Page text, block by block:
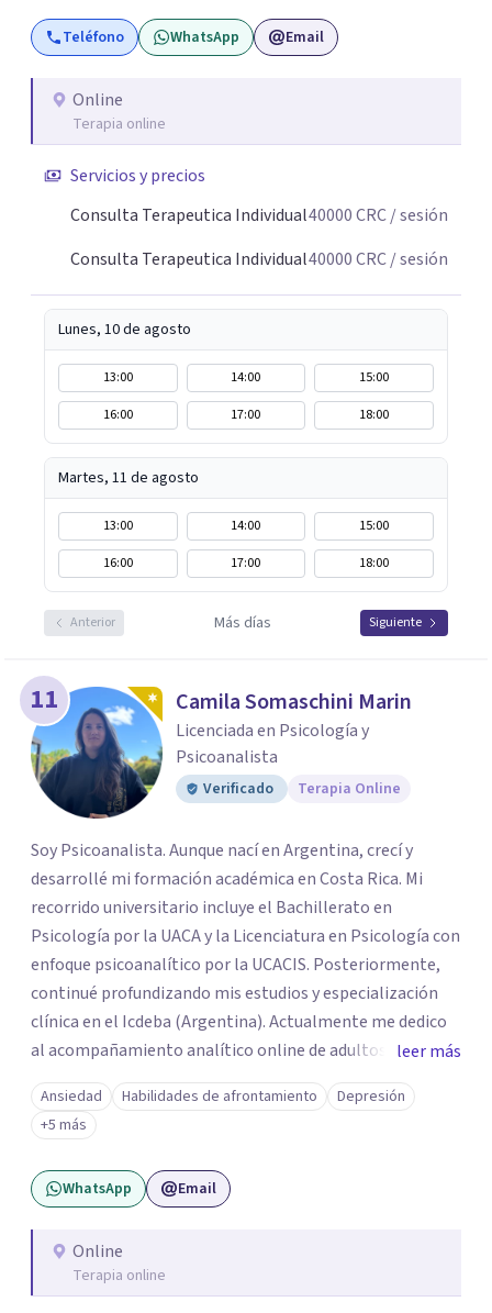
través de mi guía podrás comprender el origen de tus
patrones emocionales y generar cambios reales y
y transformación. Creo profundamente que cada persona
tiene dentro de sí los recursos; a veces solo necesitamos
herramientas adecuadas para poder verlo con claridad.
Teléfono WhatsApp Email
Online
Terapia online
Servicios y precios
Consulta Terapeutica Individual40000CRC/ sesión
Consulta Terapeutica Individual40000CRC/ sesión
Lunes, 10 de agosto
13:00 14:00
15:00
16:00
17:00 18:00
Martes, 11 de agosto
13:00 14:00
15:00
16:00
17:00 18:00
Anterior Más días Siguiente
11 Camila Somaschini Marin
Licenciada en Psicología y
Psicoanalista
Verificado Terapia Online
Soy Psicoanalista. Aunque nací en Argentina, crecí y
desarrollé mi formación académica en Costa Rica. Mi
recorrido universitario incluye el Bachillerato en
Psicología por la UACA y la Licenciatura en Psicología con
enfoque psicoanalítico por la UCACIS. Posteriormente,
continué profundizando mis estudios y especialización
clínica en el Icdeba (Argentina). Actualmente me dedico
al acompañamiento analítico online de adultos. Esta
modalidad virtual nos permite sostener un proceso
profundo, continuo y adaptado a los ritmos de la vida
actual, conectando especialmente con personas en
Costa Rica que buscan un espacio de escucha analítica y
absoluta confianza. En este espacio propongo un trabajo
escucha activa, confidencial y libre de juicios, diseñado
para abordar los conflictos inconscientes, aliviar el
leer más
Ansiedad Habilidades de afrontamiento
Depresión
+5 más
WhatsApp Email
Online
Terapia online